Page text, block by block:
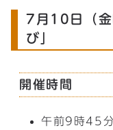
7月10日（金
び」
開催時間
午前9時45